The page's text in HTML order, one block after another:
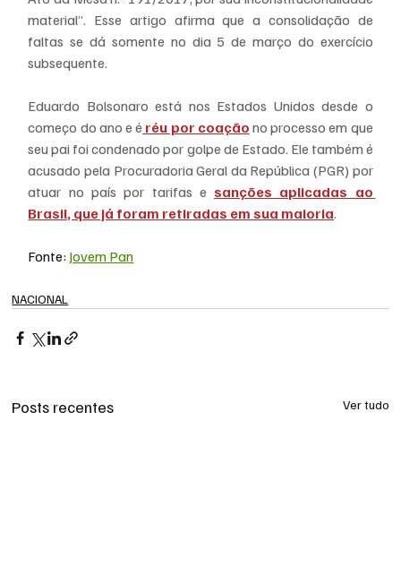
material”. Esse artigo afirma que a consolidação de
faltas se dá somente no dia 5 de março do exercício
subsequente.
Eduardo Bolsonaro está nos Estados Unidos desde o
começo do ano e é réu por coação no processo em que
seu pai foi condenado por golpe de Estado. Ele também é
acusado pela Procuradoria Geral da República (PGR) por
atuar no país por tarifas e sanções aplicadas ao
Brasil, que já foram retiradas em sua maioria.
Fonte: Jovem Pan
NACIONAL
Posts recentes Ver tudo